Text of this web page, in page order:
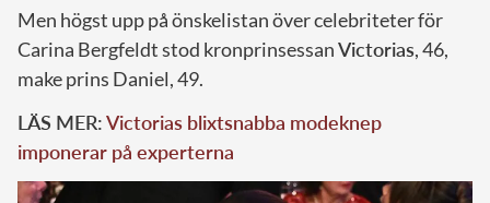
Men högst upp på önskelistan över celebriteter för
Carina Bergfeldt stod kronprinsessanVictorias, 46,
make prins Daniel, 49.
LÄS MER:Victorias blixtsnabba modeknep
imponerar på experterna